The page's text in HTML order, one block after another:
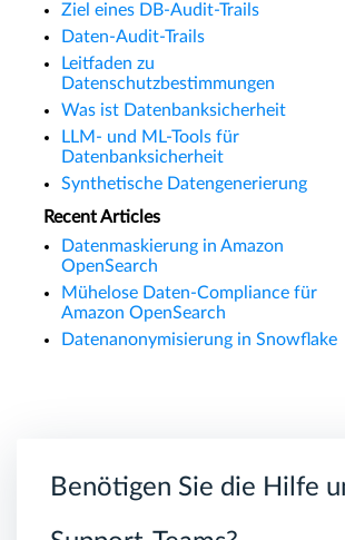
Ziel eines DB-Audit-Trails
Daten-Audit-Trails
Leitfaden zu
Datenschutzbestimmungen
Was ist Datenbanksicherheit
LLM- und ML-Tools für
Datenbanksicherheit
Synthetische Datengenerierung
Recent Articles
Datenmaskierung in Amazon
OpenSearch
Mühelose Daten-Compliance für
Amazon OpenSearch
Datenanonymisierung in Snowflake
Benötigen Sie die Hilfe